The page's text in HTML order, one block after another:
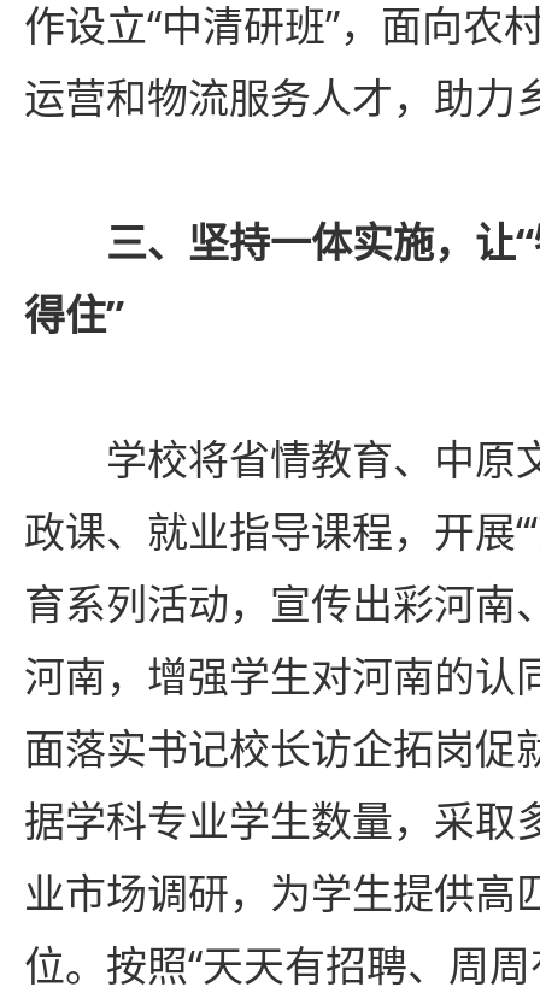
作设立“中清研班”，面向农
运营和物流服务人才，助力
三、坚持一体实施，让
得住”
学校将省情教育、中原
政课、就业指导课程，开展
育系列活动，宣传出彩河南
河南，增强学生对河南的认
面落实书记校长访企拓岗促
据学科专业学生数量，采取
业市场调研，为学生提供高
位。按照“天天有招聘、周